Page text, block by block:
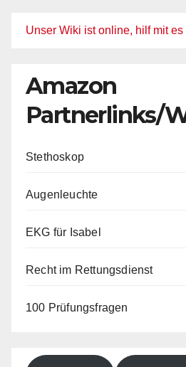
Unser Wiki ist online, hilf mit es
Amazon
Partnerlinks/
Stethoskop
Augenleuchte
EKG für Isabel
Recht im Rettungsdienst
100 Prüfungsfragen